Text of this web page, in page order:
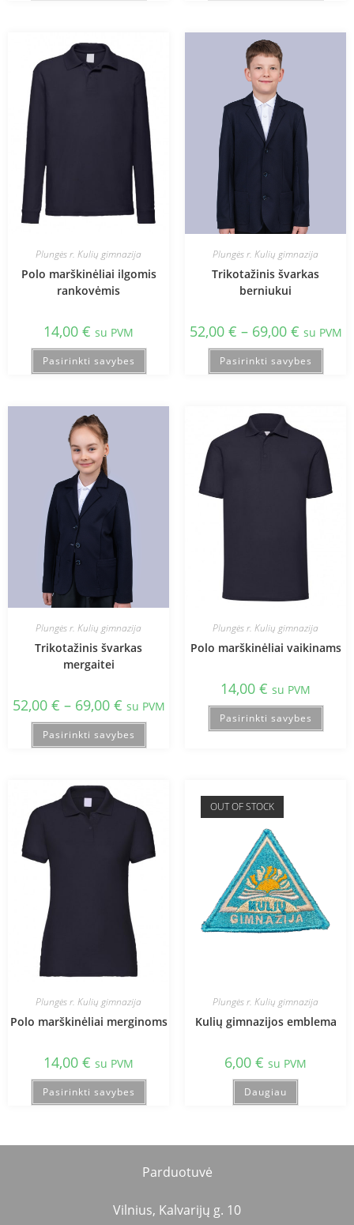
Plungės r. Kulių gimnazija
Polo marškinėliai ilgomis
rankovėmis
14,00 € su PVM
Pasirinkti savybes
Plungės r. Kulių gimnazija
Trikotažinis švarkas
berniukui
52,00 € – 69,00 € su PVM
Pasirinkti savybes
Plungės r. Kulių gimnazija
Trikotažinis švarkas
mergaitei
52,00 € – 69,00 € su PVM
Pasirinkti savybes
Plungės r. Kulių gimnazija
Polo marškinėliai vaikinams
14,00 € su PVM
Pasirinkti savybes
Plungės r. Kulių gimnazija
Polo marškinėliai merginoms
14,00 € su PVM
Pasirinkti savybes
OUT OF STOCK
Plungės r. Kulių gimnazija
Kulių gimnazijos emblema
6,00 € su PVM
Daugiau
Parduotuvė
Vilnius, Kalvarijų g. 10